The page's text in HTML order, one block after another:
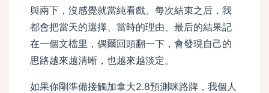
與兩下，沒感覺就當純看戲。每次結束之后，我
都會把當天的選擇、當時的理由、最后的結果記
在一個文檔里，偶爾回頭翻一下，會發現自己的
思路越來越清晰，也越來越淡定。
如果你剛準備接觸加拿大2.8預測咪路牌，我個人